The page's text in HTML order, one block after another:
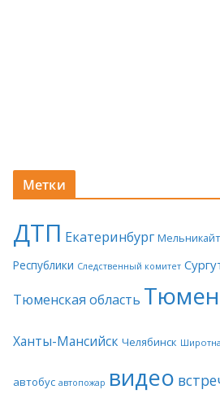
Метки
ДТП Екатеринбург
Республики Следственный комитет
Тюменская область
Ханты-Мансийск Челябинск
автобус автопожар видео